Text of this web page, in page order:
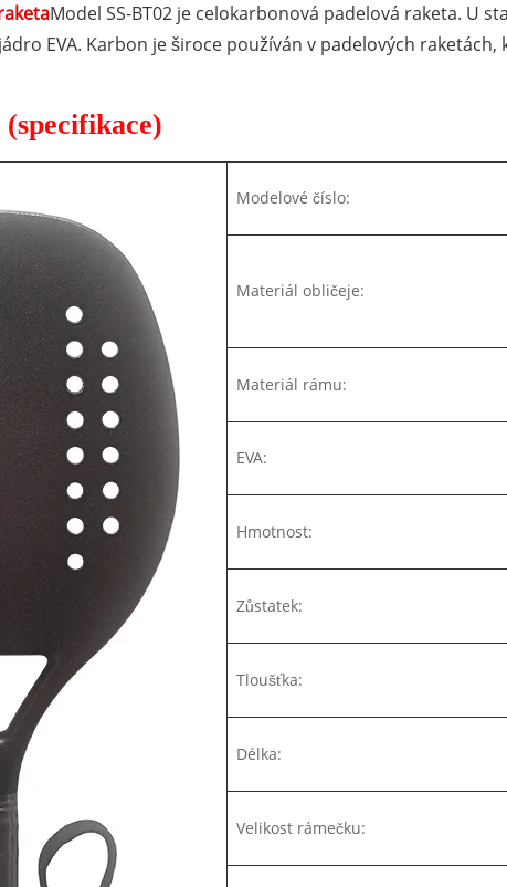
Model SS-BT02 je celokarbonová padelová raketa. U
EVA. Karbon je široce používán v padelových
Modelové číslo:
Materiál obličeje:
Materiál rámu:
EVA:
Hmotnost:
Zůstatek:
Tloušťka:
Délka:
Velikost rámečku: